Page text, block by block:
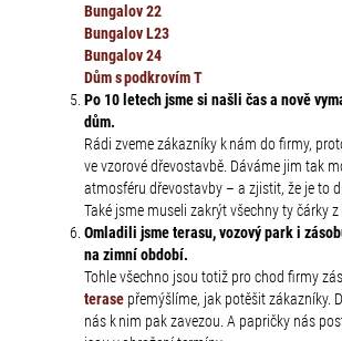
Bungalov 22
Bungalov L23
Bungalov 24
Dům s podkrovím T
Po 10 letech jsme si našli čas a nově
dům.
Rádi zveme zákazníky k nám do firmy,
ve vzorové dřevostavbě. Dáváme jim tak
atmosféru dřevostavby – a zjistit, že je to
Také jsme museli zakrýt všechny ty čárky z
Omladili jsme terasu, vozový park i
na zimní období.
Tohle všechno jsou totiž pro chod firmy
terasepřemýšlíme, jak potěšit zákazníky.
nás k nim pak zavezou. A papričky nás